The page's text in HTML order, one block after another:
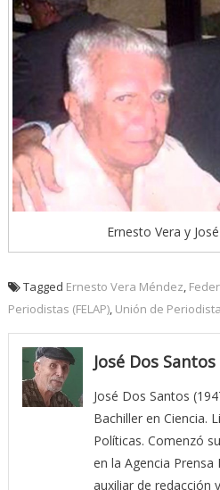
Ernesto Vera y
Tagged Ernesto Vera Méndez,
Periodistas (FELAP), Unión de
José Dos Santos
José Dos Santos
Bachiller en Ciencia.
Políticas. Comenzó
en la Agencia
auxiliar de redacción